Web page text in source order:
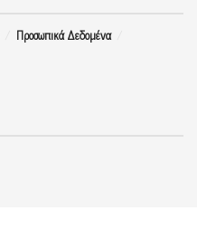
Προσωπικά Δεδομένα